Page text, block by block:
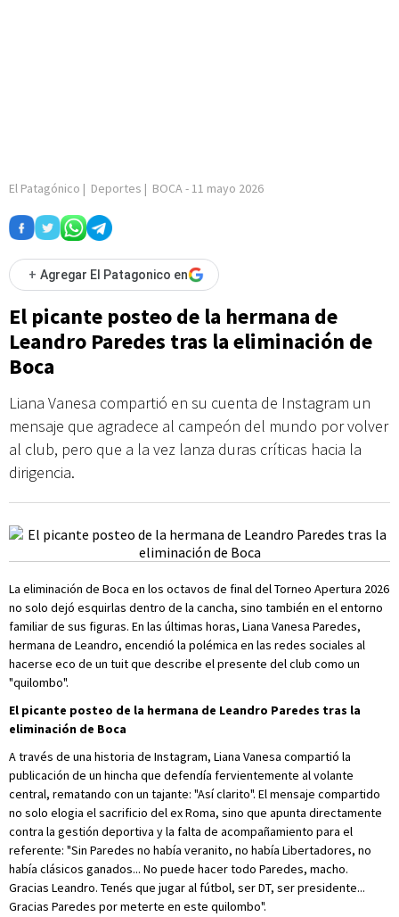
El Patagónico | Deportes | BOCA- 11 mayo 2026
+ Agregar El Patagonico en
El picante posteo de la hermana de
Leandro Paredes tras la eliminación de
Boca
Liana Vanesa compartió en su cuenta de Instagram un
mensaje que agradece al campeón del mundo por volver
al club, pero que a la vez lanza duras críticas hacia la
dirigencia.
La eliminación de Boca en los octavos de final del Torneo Apertura 2026
no solo dejó esquirlas dentro de la cancha, sino también en el entorno
familiar de sus figuras. En las últimas horas, Liana Vanesa Paredes,
hermana de Leandro, encendió la polémica en las redes sociales al
hacerse eco de un tuit que describe el presente del club como un
"quilombo".
El picante posteo de la hermana de Leandro Paredes tras la
eliminación de Boca
A través de una historia de Instagram, Liana Vanesa compartió la
publicación de un hincha que defendía fervientemente al volante
central, rematando con un tajante: "Así clarito". El mensaje compartido
no solo elogia el sacrificio del ex Roma, sino que apunta directamente
contra la gestión deportiva y la falta de acompañamiento para el
referente: "Sin Paredes no había veranito, no había Libertadores, no
había clásicos ganados... No puede hacer todo Paredes, macho.
Gracias Leandro. Tenés que jugar al fútbol, ser DT, ser presidente...
Gracias Paredes por meterte en este quilombo".